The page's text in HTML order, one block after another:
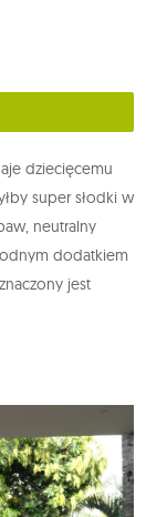
dziecięcemu
super słodki w
neutralny
dodatkiem
jest